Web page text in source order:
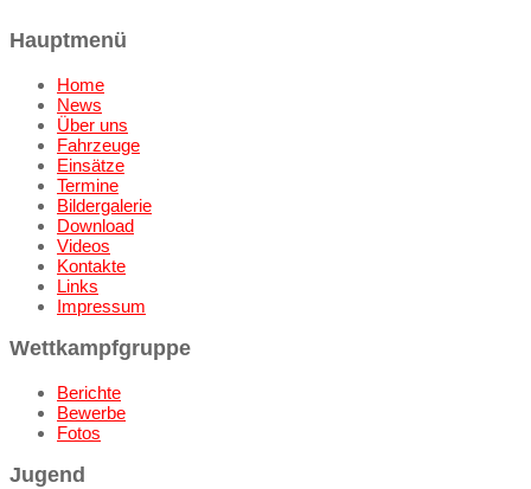
Hauptmenü
Home
News
Über uns
Fahrzeuge
Einsätze
Termine
Bildergalerie
Download
Videos
Kontakte
Links
Impressum
Wettkampfgruppe
Berichte
Bewerbe
Fotos
Jugend